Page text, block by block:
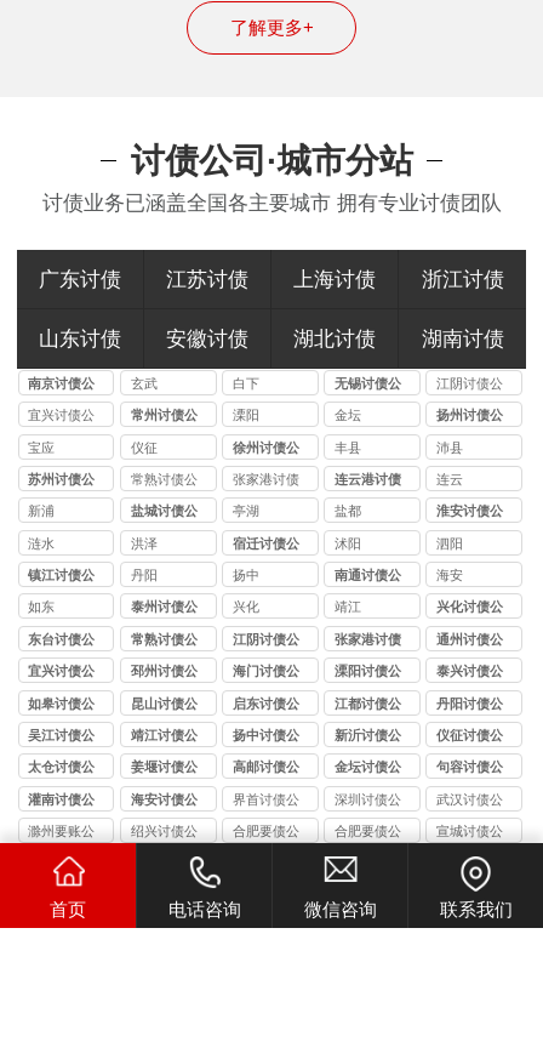
了解更多+
讨债公司·城市分站
讨债业务已涵盖全国各主要城市 拥有专业讨债团队
广东讨债 江苏讨债 上海讨债 浙江讨债
山东讨债 安徽讨债 湖北讨债 湖南讨债
南京讨债公
司
玄武 白下
无锡讨债公
司
江阴讨债公
司
宜兴讨债公
司
常州讨债公
司
溧阳 金坛
扬州讨债公
司
宝应 仪征
徐州讨债公
司
丰县 沛县
苏州讨债公
司
常熟讨债公
司
张家港讨债
公司
连云港讨债
公司
连云
新浦
盐城讨债公
司
亭湖 盐都
淮安讨债公
司
涟水 洪泽
宿迁讨债公
司
沭阳 泗阳
镇江讨债公
司
丹阳 扬中
南通讨债公
司
海安
如东
泰州讨债公
司
兴化 靖江
兴化讨债公
司
东台讨债公
司
常熟讨债公
司
江阴讨债公
司
张家港讨债
公司
通州讨债公
司
宜兴讨债公
司
邳州讨债公
司
海门讨债公
司
溧阳讨债公
司
泰兴讨债公
司
如皋讨债公
司
昆山讨债公
司
启东讨债公
司
江都讨债公
司
丹阳讨债公
司
吴江讨债公
司
靖江讨债公
司
扬中讨债公
司
新沂讨债公
司
仪征讨债公
司
太仓讨债公
司
姜堰讨债公
司
高邮讨债公
司
金坛讨债公
司
句容讨债公
司
灌南讨债公
司
海安讨债公
司
界首讨债公
司
深圳讨债公
司
武汉讨债公
司
滁州要账公
绍兴讨债公
合肥要债公
合肥要债公
司
宣城讨债公
池州讨债公
广安讨债公
眉山讨债公
绵阳讨债公
司
司
自贡讨债公
司
首页 电话咨询 微信咨询 联系我们